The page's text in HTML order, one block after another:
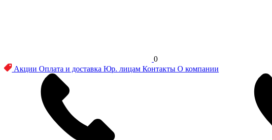
0
Акции Оплата и доставка Юр. лицам Контакты О компании